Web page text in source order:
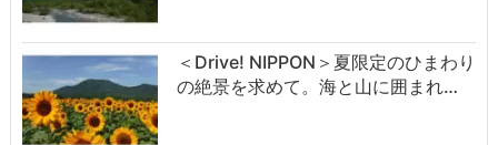
＜Drive! NIPPON＞夏限定のひまわり
の絶景を求めて。海と山に囲まれ…